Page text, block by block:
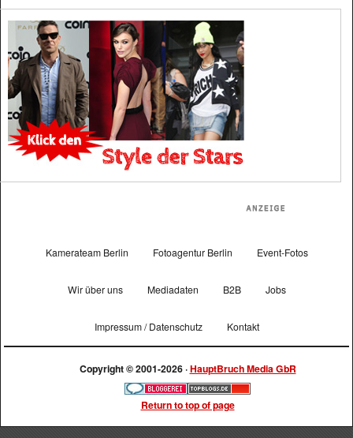
Kamerateam Berlin Fotoagentur Berlin Event-Fotos
Wir über uns Mediadaten B2B Jobs
Impressum / Datenschutz Kontakt
Copyright © 2001-2026 ·HauptBruch Media GbR
Return to top of page